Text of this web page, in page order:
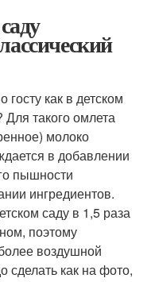
как в детском
такого омлета
молоко
в добавлении
пышности
ингредиентов.
саду в 1,5 раза
поэтому
воздушной
сделать как на фото,